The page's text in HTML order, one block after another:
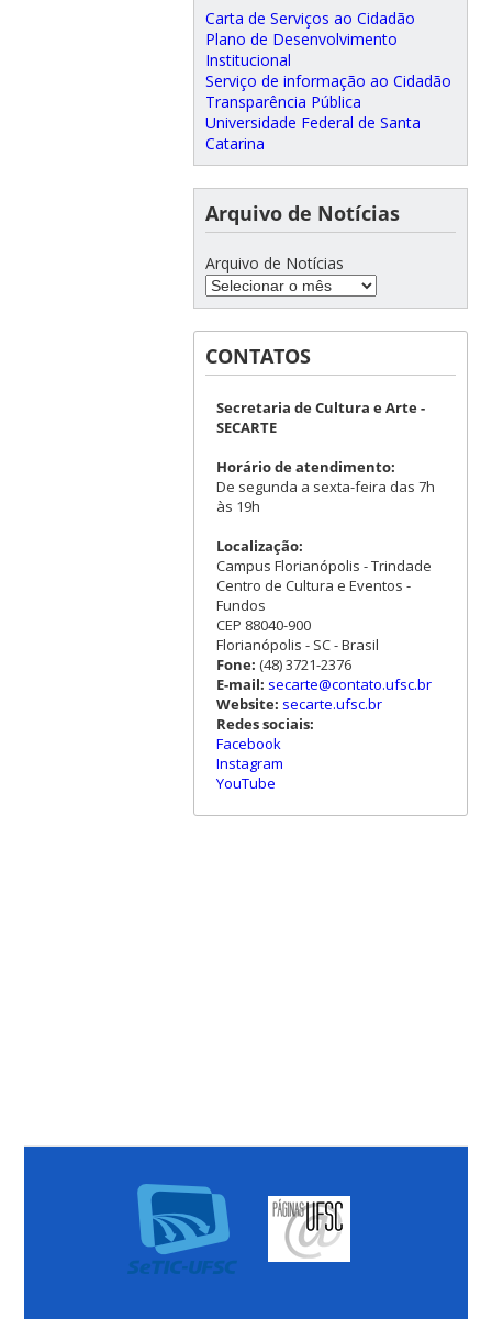
Carta de Serviços ao Cidadão
Plano de Desenvolvimento
Institucional
Serviço de informação ao Cidadão
Transparência Pública
Universidade Federal de Santa
Catarina
Arquivo de Notícias
Arquivo de Notícias
CONTATOS
Secretaria de Cultura e Arte -
SECARTE
Horário de atendimento:
De segunda a sexta-feira das 7h
às 19h
Localização:
Campus Florianópolis - Trindade
Centro de Cultura e Eventos -
Fundos
CEP 88040-900
Florianópolis - SC - Brasil
Fone: (48) 3721-2376
E-mail: secarte@contato.ufsc.br
Website: secarte.ufsc.br
Redes sociais:
Facebook
Instagram
YouTube